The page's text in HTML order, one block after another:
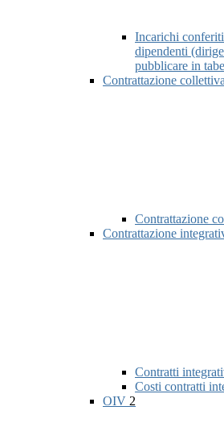
Incarichi
dipendenti
pubblicare in
Contrattazione collettiva
Contrattazione
Contrattazione
Contratti
Costi contratti
OIV 2